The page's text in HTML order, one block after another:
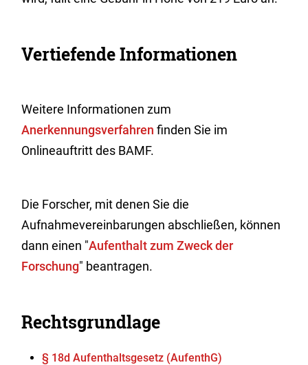
Vertiefende Informationen
Weitere Informationen zum
Anerkennungsverfahren finden Sie im
Onlineauftritt des BAMF.
Die Forscher, mit denen Sie die
Aufnahmevereinbarungen abschließen, können
dann einen "Aufenthalt zum Zweck der
Forschung" beantragen.
Rechtsgrundlage
§ 18d Aufenthaltsgesetz (AufenthG)